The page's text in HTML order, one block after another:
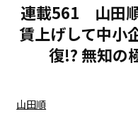
連載561 山田順
賃上げして中小
復!? 無知の
山田順